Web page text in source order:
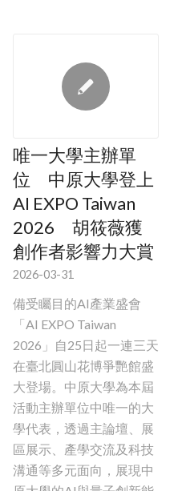
唯一大學主辦單
位 中原大學登上
AI EXPO Taiwan
2026 胡筱薇獲
創作者影響力大賞
2026-03-31
備受矚目的AI產業盛會
「AI EXPO Taiwan
2026」自25日起一連三天
在臺北圓山花博爭艷館盛
大登場。中原大學為本屆
活動主辦單位中唯一的大
學代表，透過主論壇、展
區展示、產學交流及科技
溝通等多元面向，展現中